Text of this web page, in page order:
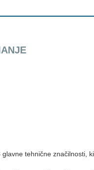
tehnične značilnosti,